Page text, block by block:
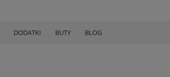
DODATKI BUTY BLOG